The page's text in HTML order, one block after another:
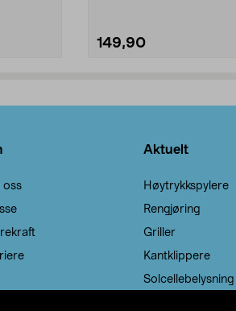
149,90
oss
Aktuelt
Høytrykkspylere
Rengjøring
Griller
Kantklippere
Solcellebelysning